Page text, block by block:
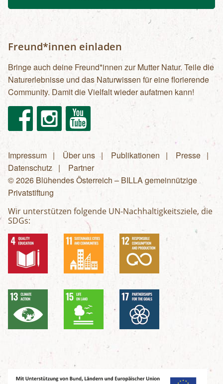
Freund*innen einladen
Bringe auch deine Freund*innen zur Mutter Natur. Teile die
Naturerlebnisse und das Naturwissen für eine florierende
Community. Damit die Vielfalt wieder aufatmen kann!
FacebookInstagram Youtube
Fußzeilenmenü
Impressum Über uns Publikationen
Presse
Datenschutz
Partner
© 2026 Blühendes Österreich – BILLA gemeinnützige
Privatstiftung
Wir unterstützen folgende UN-Nachhaltigkeitsziele, die
SDGs: